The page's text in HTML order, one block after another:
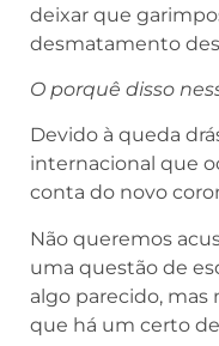
deixar que
desmatamento
O porquê disso
Devido à queda
internacional que
conta do novo
Não queremos
uma questão de
algo parecido, mas
que há um certo